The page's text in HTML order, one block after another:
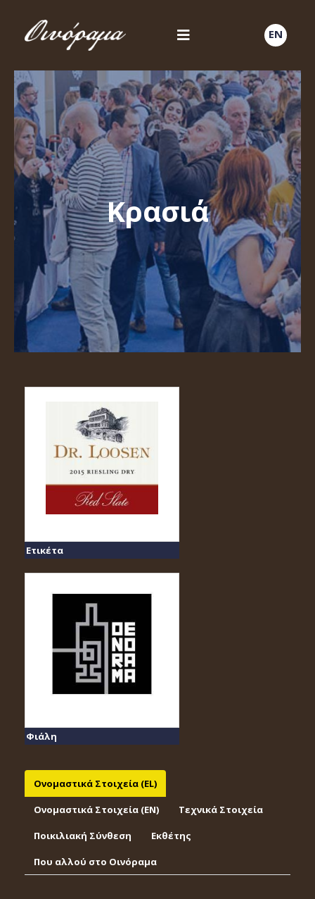
EN
Κρασιά
Ετικέτα
Φιάλη
Ονομαστικά Στοιχεία (EL)
Ονομαστικά Στοιχεία (EΝ) Τεχνικά Στοιχεία
Ποικιλιακή Σύνθεση Εκθέτης
Που αλλού στο Οινόραμα